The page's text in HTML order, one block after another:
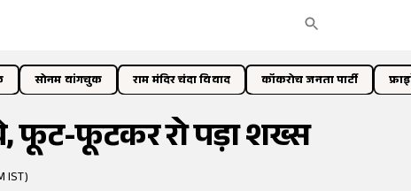
सोनम वांगचुक राम मंदिर चंदा विवाद कॉकरोच जनता पार्टी
फूट-फूटकर रो पड़ा शख्स
IST)